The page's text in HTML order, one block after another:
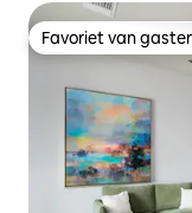
Favoriet van
Favoriet van